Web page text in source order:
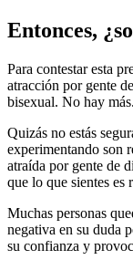
Entonces,
Para contestar esta
atracción por gente
bisexual. No hay más.
Quizás no estás
experimentando son
atraída por gente de
que lo que sientes es
Muchas personas
negativa en su duda
su confianza y